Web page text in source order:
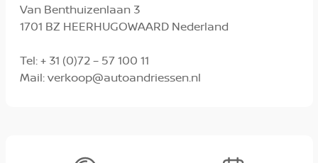
Van Benthuizenlaan 3
1701 BZ HEERHUGOWAARD Nederland
Tel:+ 31 (0)72 – 57 100 11
Mail:verkoop@autoandriessen.nl